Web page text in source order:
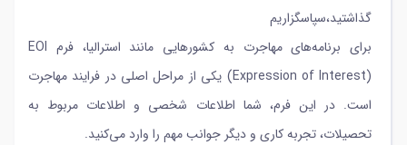
گذاشتید،سپاسگزاریم
برای برنامه‌های مهاجرت به کشورهایی مانند استرالیا، فرم EOI
(Expression of Interest) یکی از مراحل اصلی در فرایند مهاجرت
است. در این فرم، شما اطلاعات شخصی و اطلاعات مربوط به
تحصیلات، تجربه کاری و دیگر جوانب مهم را وارد می‌کنید.